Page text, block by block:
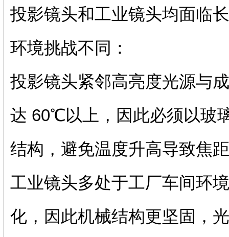
投影镜头和工业镜头均面临
环境挑战不同：
投影镜头紧邻高亮度光源与
达 60℃以上，因此必须以玻
结构，避免温度升高导致焦
工业镜头多处于工厂车间环
化，因此机械结构更坚固，